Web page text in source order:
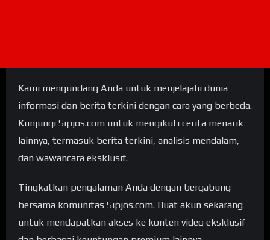
Kami mengundang Anda untuk menjelajahi dunia
informasi dan berita terkini dengan cara yang berbeda.
Kunjungi Sipjos.com untuk mengikuti cerita menarik
lainnya, termasuk berita terkini, analisis mendalam,
dan wawancara eksklusif.
Tingkatkan pengalaman Anda dengan bergabung
bersama komunitas Sipjos.com. Buat akun sekarang
untuk mendapatkan akses ke konten video eksklusif